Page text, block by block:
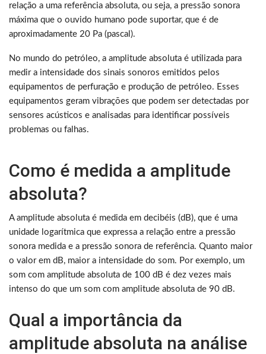
relação a uma referência absoluta, ou seja, a pressão sonora
máxima que o ouvido humano pode suportar, que é de
aproximadamente 20 Pa (pascal).
No mundo do petróleo, a amplitude absoluta é utilizada para
medir a intensidade dos sinais sonoros emitidos pelos
equipamentos de perfuração e produção de petróleo. Esses
equipamentos geram vibrações que podem ser detectadas por
sensores acústicos e analisadas para identificar possíveis
problemas ou falhas.
Como é medida a amplitude
absoluta?
A amplitude absoluta é medida em decibéis (dB), que é uma
unidade logarítmica que expressa a relação entre a pressão
sonora medida e a pressão sonora de referência. Quanto maior
o valor em dB, maior a intensidade do som. Por exemplo, um
som com amplitude absoluta de 100 dB é dez vezes mais
intenso do que um som com amplitude absoluta de 90 dB.
Qual a importância da
amplitude absoluta na análise